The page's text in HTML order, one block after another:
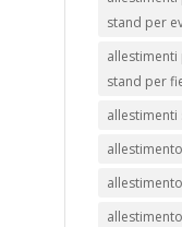
stand per
stand per